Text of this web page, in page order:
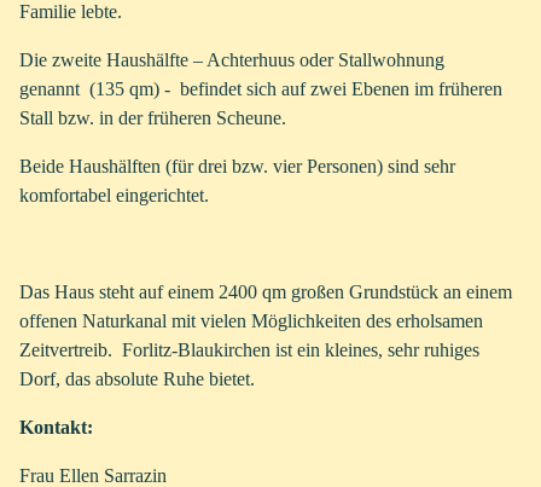
Familie lebte.
Die zweite Haushälfte – Achterhuus oder Stallwohnung
genannt (135 qm) - befindet sich auf zwei Ebenen im früheren
Stall bzw. in der früheren Scheune.
Beide Haushälften (für drei bzw. vier Personen) sind sehr
komfortabel eingerichtet.
Das Haus steht auf einem 2400 qm großen Grundstück an einem
offenen Naturkanal mit vielen Möglichkeiten des erholsamen
Zeitvertreib. Forlitz-Blaukirchen ist ein kleines, sehr ruhiges
Dorf, das absolute Ruhe bietet.
Kontakt:
Frau Ellen Sarrazin